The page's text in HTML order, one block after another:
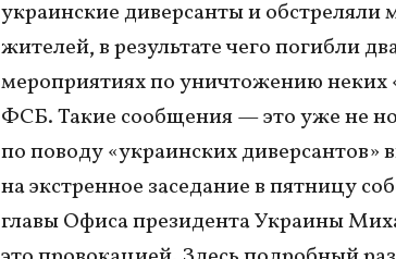
украинские диверсанты и
жителей, в результате чего погибли
мероприятиях по уничтожению неких
ФСБ. Такие сообщения — это уже не
по поводу «украинских диверсантов»
на экстренное заседание в пятницу
главы Офиса президента Украины